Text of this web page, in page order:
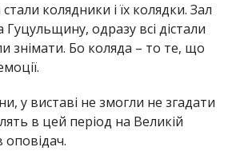
колядники і їх колядки. Зал
Гуцульщину, одразу всі дістали
знімати. Бо коляда – то те, що
у виставі не змогли не згадати
в цей період на Великій
оповідач.